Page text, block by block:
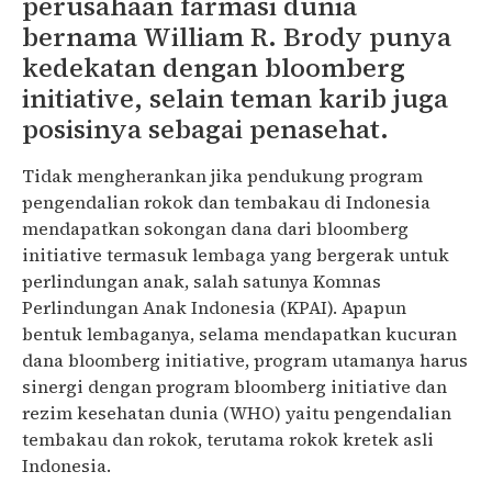
bernama William R. Brody punya
kedekatan dengan bloomberg
initiative, selain teman karib juga
posisinya sebagai penasehat.
Tidak mengherankan jika pendukung program
pengendalian rokok dan tembakau di Indonesia
mendapatkan sokongan dana dari bloomberg
initiative termasuk lembaga yang bergerak untuk
perlindungan anak, salah satunya Komnas
Perlindungan Anak Indonesia (KPAI). Apapun
bentuk lembaganya, selama mendapatkan kucuran
dana bloomberg initiative, program utamanya harus
sinergi dengan program bloomberg initiative dan
rezim kesehatan dunia (WHO) yaitu pengendalian
tembakau dan rokok, terutama rokok kretek asli
Indonesia.